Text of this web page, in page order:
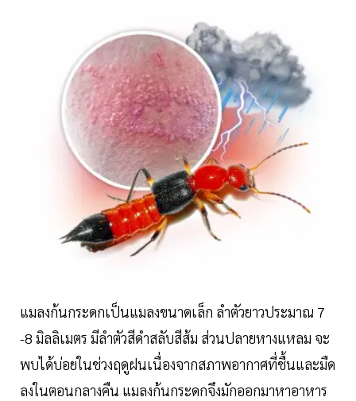
แมลงก้นกระดกเป็นแมลงขนาดเล็ก ลำตัวยาวประมาณ 7
-8 มิลลิเมตร มีลำตัวสีดำสลับสีส้ม ส่วนปลายหางแหลม จะ
พบได้บ่อยในช่วงฤดูฝนเนื่องจากสภาพอากาศที่ชื้นและมืด
ลงในตอนกลางคืน แมลงก้นกระดกจึงมักออกมาหาอาหาร